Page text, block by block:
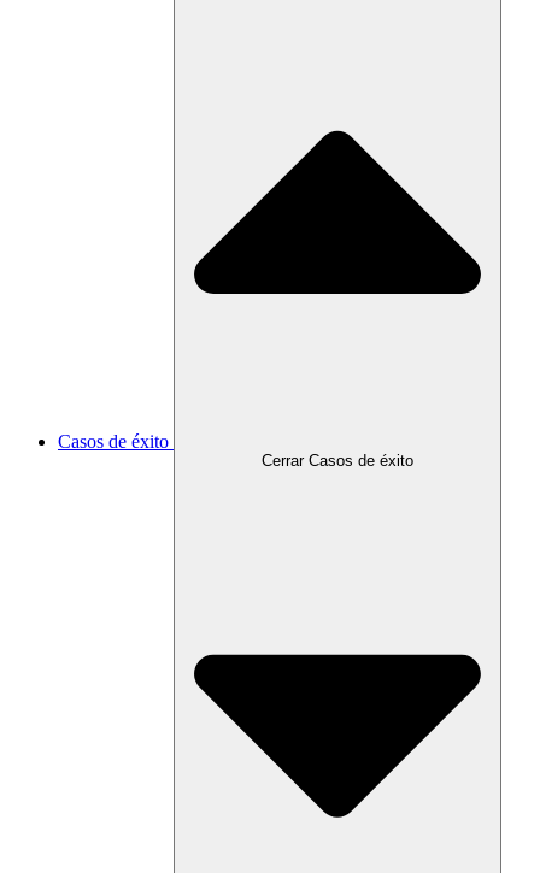
Casos de éxito
Cerrar Casos de éxito